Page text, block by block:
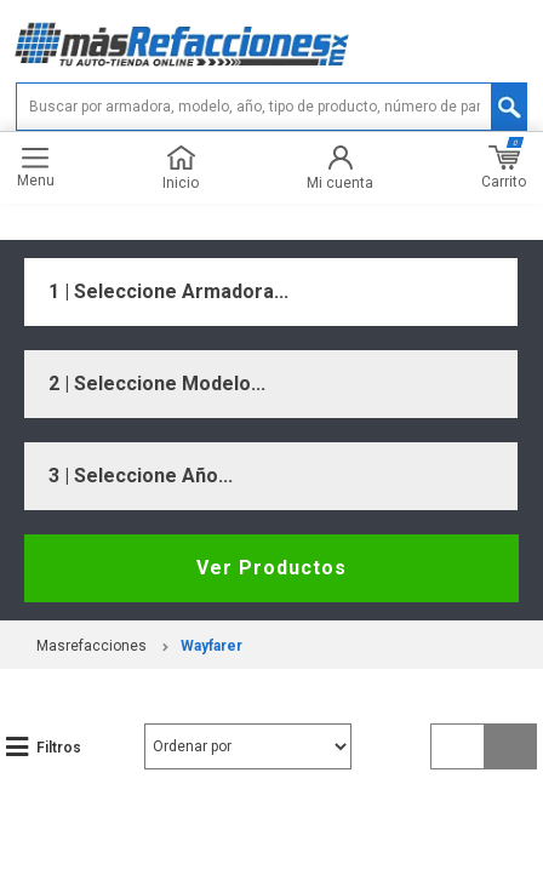
Menu Inicio Mi cuenta Carrito
0
1 | Seleccione Armadora...
2 | Seleccione Modelo...
3 | Seleccione Año...
Ver Productos
Masrefacciones Wayfarer
Filtros